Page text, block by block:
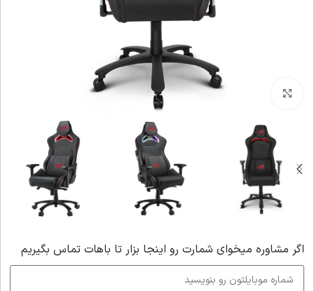
بزرگنمایی تصویر
اگر‌ مشاوره میخوای شمارت رو اینجا بزار تا باهات تماس بگیریم